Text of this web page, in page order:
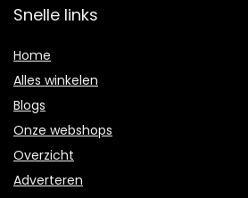
Snelle links
Home
Alles winkelen
Blogs
Onze webshops
Overzicht
Adverteren